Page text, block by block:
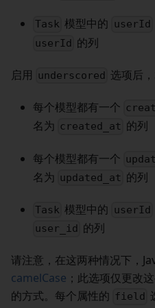
Task 模型中的 userId
userId 的列
启用 underscored 选项后
每个模型都有一个
名为
created_at 的列
每个模型都有一个
名为 updated_at 的列
Task 模型中的 userId
user_id 的列
请注意，在这两种情况下，
camelCase ；此选项仅更改
的方式。每个属性的 field